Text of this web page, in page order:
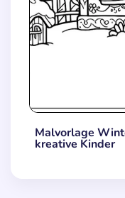
Malvorlage
kreative Kinder